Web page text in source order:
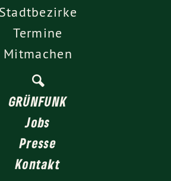
Stadtbezirke
Termine
Mitmachen
GRÜNFUNK
Jobs
Presse
Kontakt